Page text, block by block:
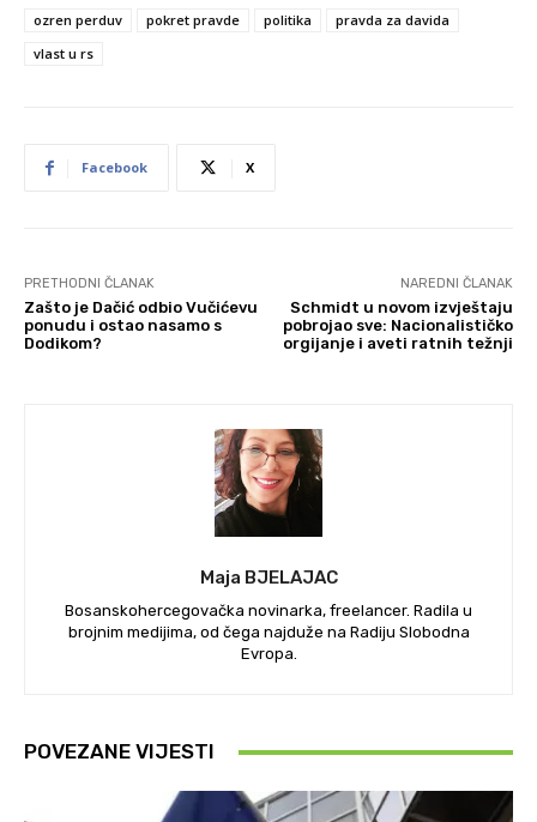
ozren perduv
pokret pravde politika
pravda za davida
vlast u rs
Facebook X
PRETHODNI ČLANAK
Zašto je Dačić odbio Vučićevu
ponudu i ostao nasamo s
Dodikom?
NAREDNI ČLANAK
Schmidt u novom izvještaju
pobrojao sve: Nacionalističko
orgijanje i aveti ratnih težnji
Maja BJELAJAC
Bosanskohercegovačka novinarka, freelancer. Radila u
brojnim medijima, od čega najduže na Radiju Slobodna
Evropa.
POVEZANE VIJESTI